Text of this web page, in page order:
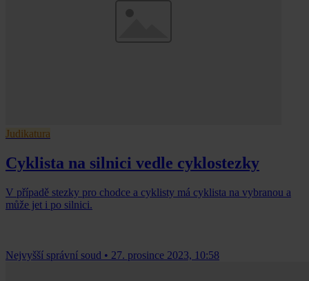
Judikatura
Cyklista na silnici vedle cyklostezky
V případě stezky pro chodce a cyklisty má cyklista na vybranou a
může jet i po silnici.
Nejvyšší správní soud • 27. prosince 2023, 10:58